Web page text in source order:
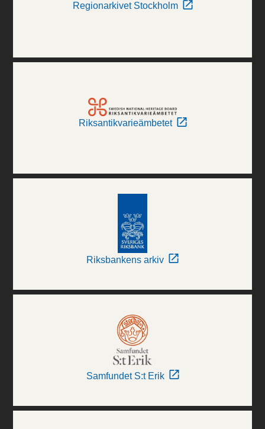
Regionarkivet Stockholm
Riksantikvarieämbetet
Riksbankens arkiv
Samfundet S:t Erik